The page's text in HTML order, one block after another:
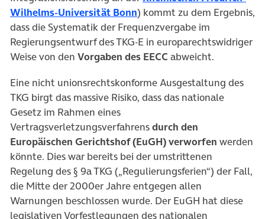
Wilhelms-Universität Bonn(öffnet in neuem Tab)
) kommt zu dem Ergebnis,
dass die Systematik der Frequenzvergabe im
Regierungsentwurf des TKG-E in europarechtswidriger
Weise von den Vorgaben des EECC abweicht.
Eine nicht unionsrechtskonforme Ausgestaltung des
TKG birgt das massive Risiko, dass das nationale
Gesetz im Rahmen eines
Vertragsverletzungsverfahrensdurch den
Europäischen Gerichtshof (EuGH) verworfen werden
könnte. Dies war bereits bei der umstrittenen
Regelung des § 9a TKG („Regulierungsferien“) der Fall,
die Mitte der 2000er Jahre entgegen allen
Warnungen beschlossen wurde. Der EuGH hat diese
legislativen Vorfestlegungen des nationalen